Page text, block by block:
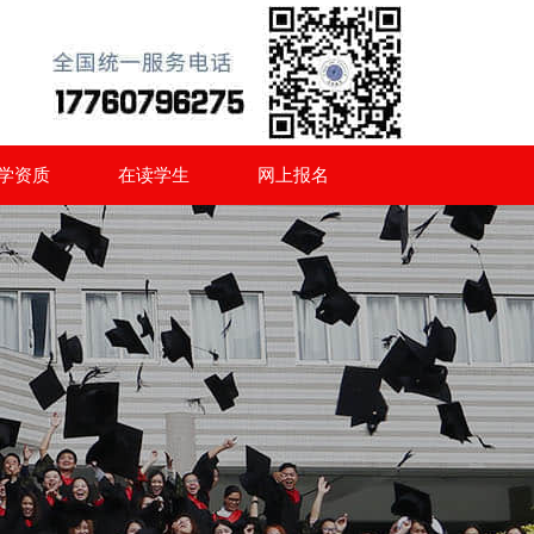
资质 在读学生 网上报名